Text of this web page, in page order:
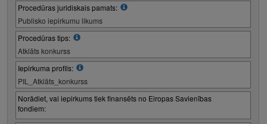
Procedūras juridiskais pamats:
Publisko iepirkumu likums
Procedūras tips:
Atklāts konkurss
Iepirkuma profils:
PIL_Atklāts_konkurss
Norādiet, vai iepirkums tiek finansēts no Eiropas Savienības
fondiem: